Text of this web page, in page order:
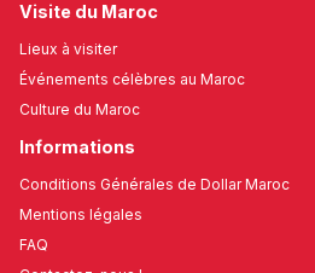
Visite du Maroc
Lieux à visiter
Événements célèbres au Maroc
Culture du Maroc
Informations
Conditions Générales de Dollar Maroc
Mentions légales
FAQ